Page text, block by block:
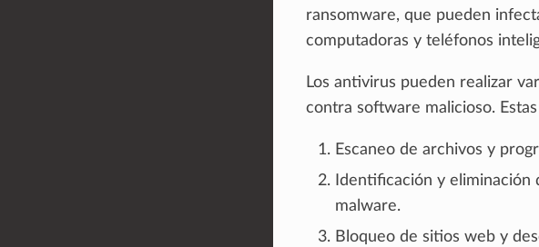
ransomware, que pueden
computadoras y teléfonos
Los antivirus pueden realizar
contra software malicioso.
Escaneo de archivos y
Identificación y eliminación
malware.
Bloqueo de sitios web y